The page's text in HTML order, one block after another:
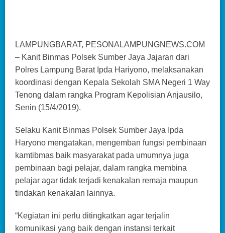
LAMPUNGBARAT, PESONALAMPUNGNEWS.COM
– Kanit Binmas Polsek Sumber Jaya Jajaran dari
Polres Lampung Barat Ipda Hariyono, melaksanakan
koordinasi dengan Kepala Sekolah SMA Negeri 1 Way
Tenong dalam rangka Program Kepolisian Anjausilo,
Senin (15/4/2019).
Selaku Kanit Binmas Polsek Sumber Jaya Ipda
Haryono mengatakan, mengemban fungsi pembinaan
kamtibmas baik masyarakat pada umumnya juga
pembinaan bagi pelajar, dalam rangka membina
pelajar agar tidak terjadi kenakalan remaja maupun
tindakan kenakalan lainnya.
“Kegiatan ini perlu ditingkatkan agar terjalin
komunikasi yang baik dengan instansi terkait